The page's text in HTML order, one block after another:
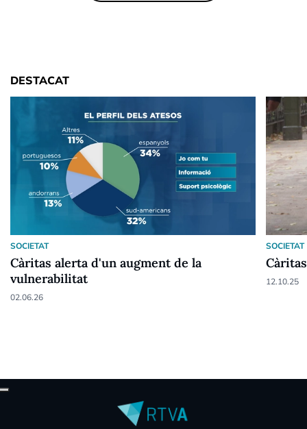
DESTACAT
SOCIETAT
Càritas alerta d'un augment de la
vulnerabilitat
02.06.26
SOCIETAT
12.10.25